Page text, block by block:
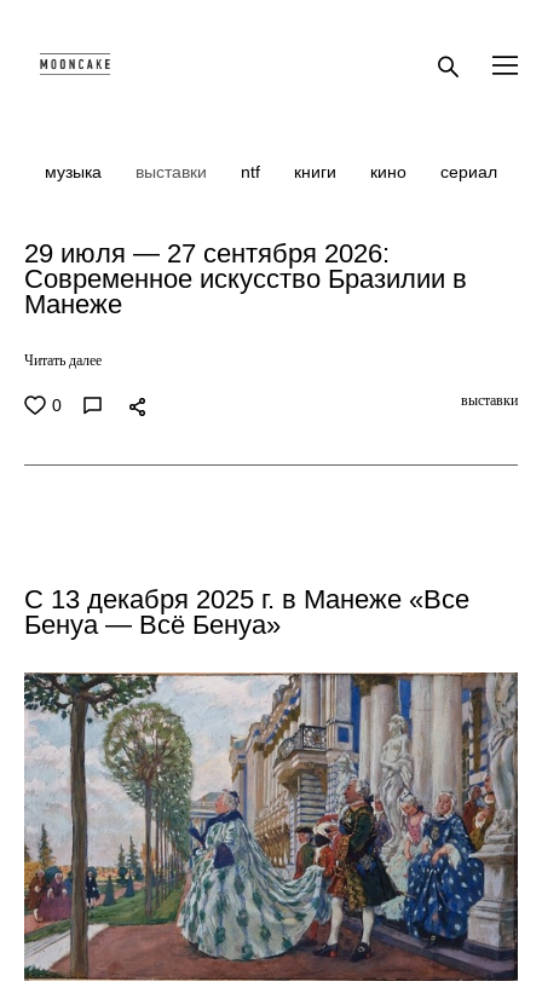
музыка выставки ntf книги кино сериал
29 июля — 27 сентября 2026:
Современное искусство Бразилии в
Манеже
Читать далее
0 выставки
С 13 декабря 2025 г. в Манеже «Все
Бенуа — Всё Бенуа»